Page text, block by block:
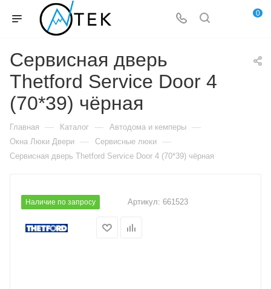
0
Сервисная дверь
Thetford Service Door 4
(70*39) чёрная
Главная — Каталог — Автодома и кемперы —
Окна Люки Двери — Сервисные люки —
Сервисная дверь Thetford Service Door 4 (70*39) чёрная
Наличие по запросу Артикул: 661523